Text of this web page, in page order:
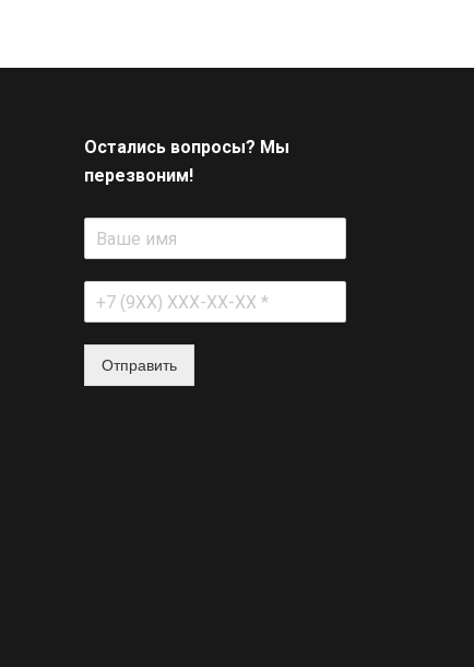
Остались вопросы? Мы
перезвоним!
Отправить